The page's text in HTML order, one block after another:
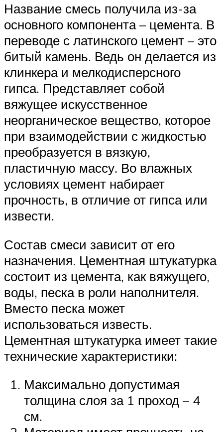
Название смесь получила из-за
основного компонента – цемента. В
переводе с латинского цемент – это
битый камень. Ведь он делается из
клинкера и мелкодисперсного
гипса. Представляет собой
вяжущее искусственное
неорганическое вещество, которое
при взаимодействии с жидкостью
преобразуется в вязкую,
пластичную массу. Во влажных
условиях цемент набирает
прочность, в отличие от гипса или
извести.
Состав смеси зависит от его
назначения. Цементная штукатурка
состоит из цемента, как вяжущего,
воды, песка в роли наполнителя.
Вместо песка может
использоваться известь.
Цементная штукатурка имеет такие
технические характеристики:
Максимально допустимая
толщина слоя за 1 проход – 4
см.